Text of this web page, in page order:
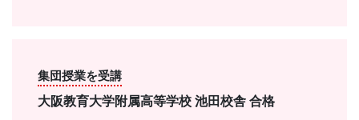
集団授業を受講
大阪教育大学附属高等学校 池田校舎 合格